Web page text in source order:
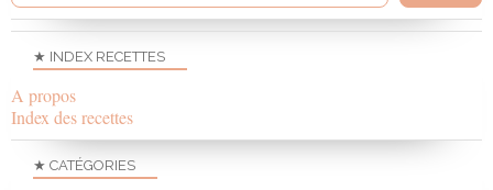
★ INDEX RECETTES
A propos
Index des recettes
★ CATÉGORIES